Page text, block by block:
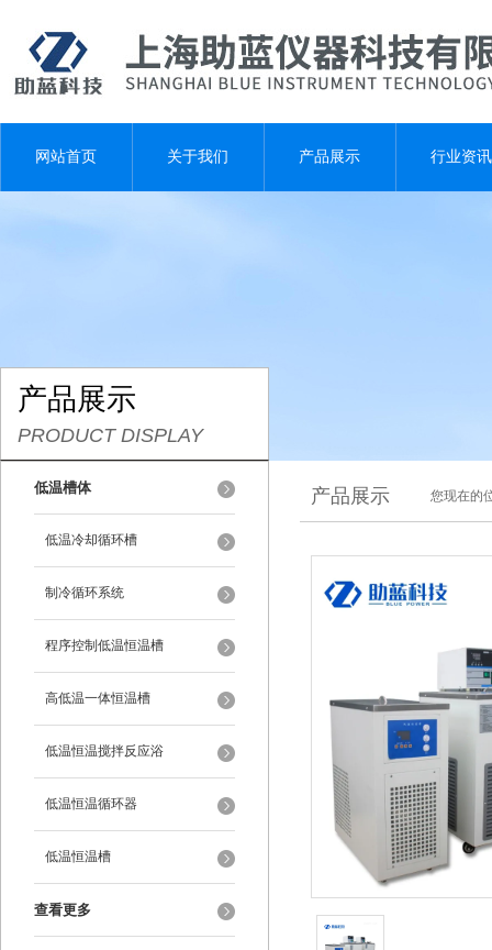
网站首页 关于我们 产品展示 行业资讯
产品展示
PRODUCT DISPLAY
低温槽体
低温冷却循环槽
制冷循环系统
程序控制低温恒温槽
高低温一体恒温槽
低温恒温搅拌反应浴
低温恒温循环器
低温恒温槽
查看更多
产品展示 您现在的